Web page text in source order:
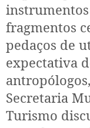
fragmentos
pedaços de
expectativa
Secretaria
Turismo